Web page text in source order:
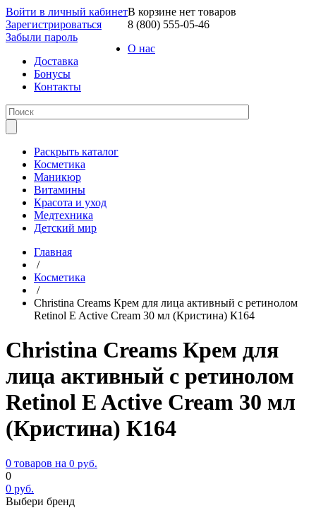
Войти в личный кабинет
Зарегистрироваться
Забыли пароль
В корзине нет товаров
8 (800) 555-05-46
О нас
Доставка
Бонусы
Контакты
Раскрыть каталог
Косметика
Маникюр
Витамины
Красота и уход
Медтехника
Детский мир
Главная
/
Косметика
/
Christina Creams Крем для лица активный с ретинолом
Retinol E Active Cream 30 мл (Кристина) К164
Christina Creams Крем для
лица активный с ретинолом
Retinol E Active Cream 30 мл
(Кристина) К164
0 товаров на 0 руб.
0
0 руб.
Выбери бренд